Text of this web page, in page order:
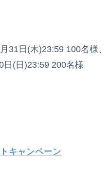
31日(木)23:59 100名様、
日(日)23:59 200名様
キャンペーン